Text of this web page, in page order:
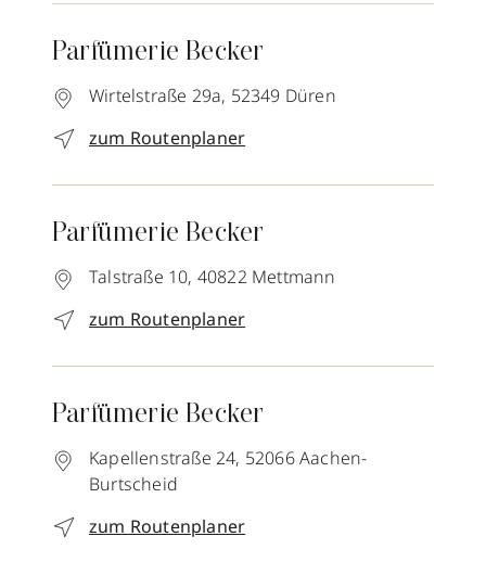
Parfümerie Becker
Wirtelstraße 29a, 52349 Düren
zum Routenplaner
Parfümerie Becker
Talstraße 10, 40822 Mettmann
zum Routenplaner
Parfümerie Becker
Kapellenstraße 24, 52066Aachen-
Burtscheid
zum Routenplaner